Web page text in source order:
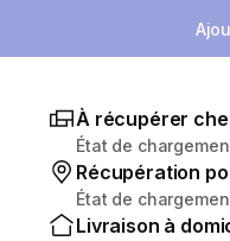
À récupérer
État de
Récupération
État de
Livraison à